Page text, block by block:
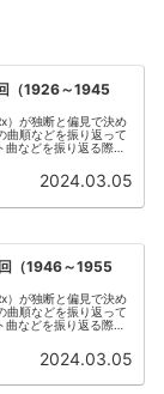
（1926～1945
）が独断と偏見で決め
曲順などを振り返って
などを振り返る際の
2024.03.05
（1946～1955
）が独断と偏見で決め
曲順などを振り返って
などを振り返る際の
2024.03.05